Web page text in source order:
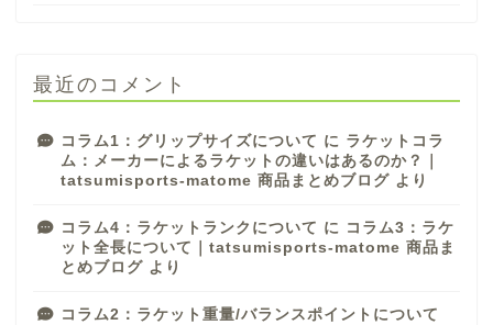
最近のコメント
コラム1：グリップサイズについて に ラケットコラ
ム：メーカーによるラケットの違いはあるのか？｜
tatsumisports-matome 商品まとめブログ より
コラム4：ラケットランクについて に コラム3：ラケ
ット全長について｜tatsumisports-matome 商品ま
とめブログ より
コラム2：ラケット重量/バランスポイントについて